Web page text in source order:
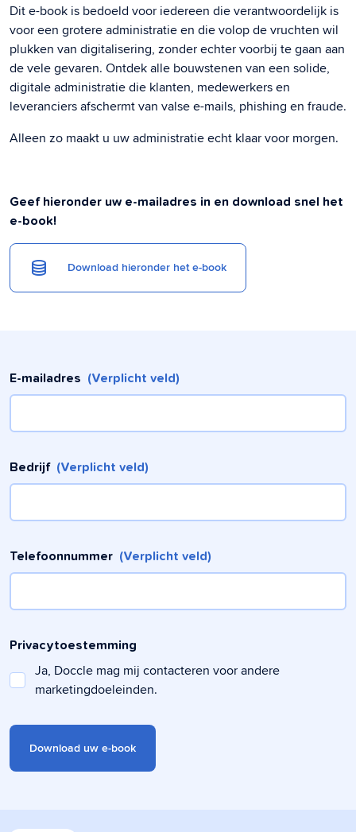
Dit e-book is bedoeld voor iedereen die verantwoordelijk is
voor een grotere administratie en die volop de vruchten wil
plukken van digitalisering, zonder echter voorbij te gaan aan
de vele gevaren. Ontdek alle bouwstenen van een solide,
digitale administratie die klanten, medewerkers en
leveranciers afschermt van valse e-mails, phishing en fraude.
Alleen zo maakt u uw administratie echt klaar voor morgen.
Geef hieronder uw e-mailadres in en download snel het
e-book!
Download hieronder het e-book
E-mailadres (Verplicht veld)
Bedrijf (Verplicht veld)
Telefoonnummer (Verplicht veld)
Privacytoestemming
Ja, Doccle mag mij contacteren voor andere
marketingdoeleinden.